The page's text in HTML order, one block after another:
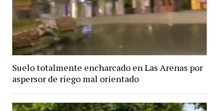
Suelo totalmente encharcado en Las Arenas por
aspersor de riego mal orientado